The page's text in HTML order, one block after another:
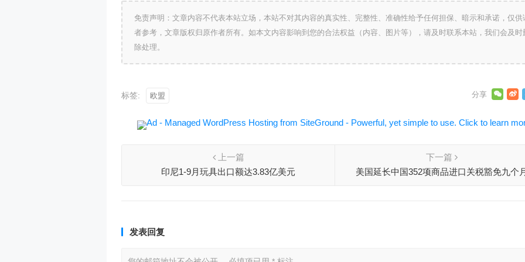
免责声明：文章内容不代表本站立场，本站不对其内容的真实性、完整性、准确性给予任何担保、暗示和承诺，仅供
者参考，文章版权归原作者所有。如本文内容影响到您的合法权益（内容、图片等），请及时联系本站，我们会及时
除处理。
标签: 欧盟
上一篇
印尼1-9月玩具出口额达3.83亿美元
下一篇
美国延长中国352项商品进口关税豁免九个
发表回复